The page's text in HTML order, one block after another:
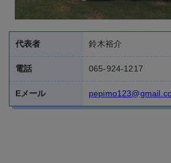
電話 065-924-1217
Eメール